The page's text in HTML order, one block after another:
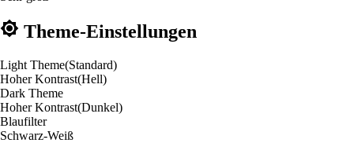
Theme-Einstellungen
Light Theme(Standard)
Hoher Kontrast(Hell)
Dark Theme
Hoher Kontrast(Dunkel)
Blaufilter
Schwarz-Weiß